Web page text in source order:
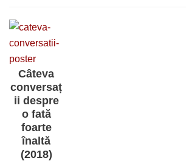
Câteva
conversaț
ii despre
o fată
foarte
înaltă
(2018)